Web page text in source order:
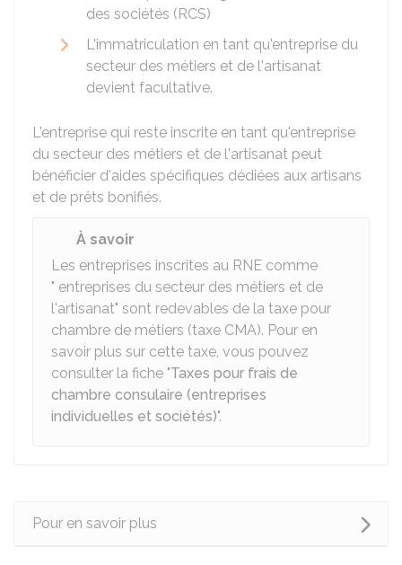
des sociétés (RCS)
L'immatriculation en tant qu'entreprise du
secteur des métiers et de l'artisanat
devient facultative.
L'entreprise qui reste inscrite en tant qu'entreprise
du secteur des métiers et de l'artisanat peut
bénéficier d'aides spécifiques dédiées aux artisans
et de prêts bonifiés.
À savoir
Les entreprises inscrites au RNE comme
" entreprises du secteur des métiers et de
l'artisanat" sont redevables de la taxe pour
chambre de métiers (taxe CMA). Pour en
savoir plus sur cette taxe, vous pouvez
consulter la fiche "Taxes pour frais de
chambre consulaire (entreprises
individuelles et sociétés)".
Pour en savoir plus